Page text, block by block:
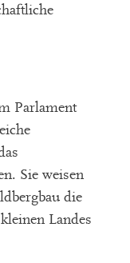
Parlament
Sie weisen
die
Landes